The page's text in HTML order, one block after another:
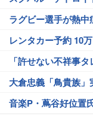
ラグビー選手が熱
レンタカー予約 10
「許せない不祥事
大倉忠義「鳥貴族
音楽P・蔦谷好位置